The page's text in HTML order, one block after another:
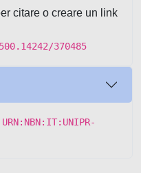
citare o creare un link
370485
URN:NBN:IT:UNIPR-